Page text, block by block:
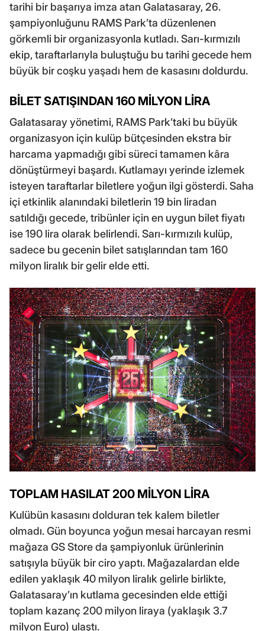
tarihi bir başarıya imza atan Galatasaray, 26.
şampiyonluğunu RAMS Park’ta düzenlenen
görkemli bir organizasyonla kutladı. Sarı-kırmızılı
ekip, taraftarlarıyla buluştuğu bu tarihi gecede hem
büyük bir coşku yaşadı hem de kasasını doldurdu.
BİLET SATIŞINDAN 160 MİLYON LİRA
Galatasaray yönetimi, RAMS Park’taki bu büyük
organizasyon için kulüp bütçesinden ekstra bir
harcama yapmadığı gibi süreci tamamen kâra
dönüştürmeyi başardı. Kutlamayı yerinde izlemek
isteyen taraftarlar biletlere yoğun ilgi gösterdi. Saha
içi etkinlik alanındaki biletlerin 19 bin liradan
satıldığı gecede, tribünler için en uygun bilet fiyatı
ise 190 lira olarak belirlendi. Sarı-kırmızılı kulüp,
sadece bu gecenin bilet satışlarından tam 160
milyon liralık bir gelir elde etti.
TOPLAM HASILAT 200 MİLYON LİRA
Kulübün kasasını dolduran tek kalem biletler
olmadı. Gün boyunca yoğun mesai harcayan resmi
mağaza GS Store da şampiyonluk ürünlerinin
satışıyla büyük bir ciro yaptı. Mağazalardan elde
edilen yaklaşık 40 milyon liralık gelirle birlikte,
Galatasaray’ın kutlama gecesinden elde ettiği
toplam kazanç 200 milyon liraya (yaklaşık 3.7
milyon Euro) ulaştı.